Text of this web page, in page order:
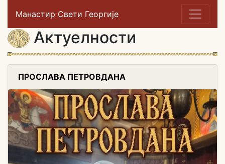
Манастир Свети Георгије
Актуелности
ПРОСЛАВА ПЕТРОВДАНА